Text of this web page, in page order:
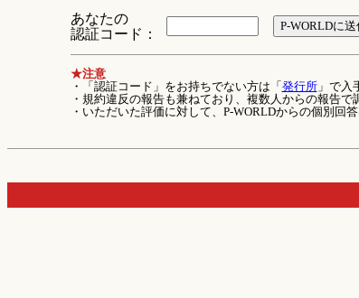
あなたの
認証コード：
★注意
・「認証コード」をお持ちでない方は「 発行所」で入
・規約違反の報告も兼ねており、複数人からの報告で
・いただいた評価に対して、P-WORLDからの個別回